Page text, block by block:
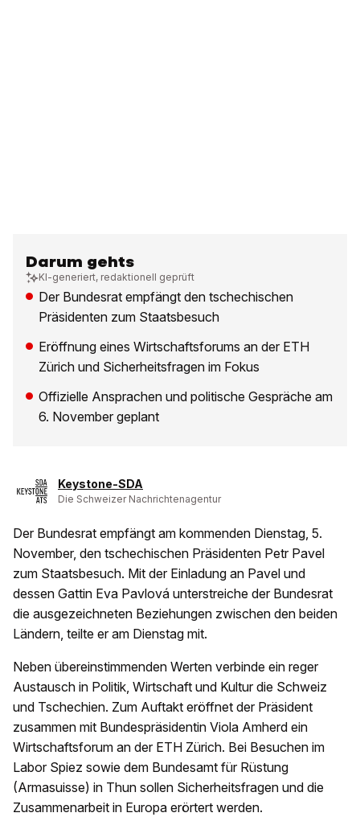
Darum gehts
KI-generiert, redaktionell geprüft
Der Bundesrat empfängt den tschechischen
Präsidenten zum Staatsbesuch
Eröffnung eines Wirtschaftsforums an der ETH
Zürich und Sicherheitsfragen im Fokus
Offizielle Ansprachen und politische Gespräche am
6. November geplant
Keystone-SDA
Die Schweizer Nachrichtenagentur
Der Bundesrat empfängt am kommenden Dienstag, 5.
November, den tschechischen Präsidenten Petr Pavel
zum Staatsbesuch. Mit der Einladung an Pavel und
dessen Gattin Eva Pavlová unterstreiche der Bundesrat
die ausgezeichneten Beziehungen zwischen den beiden
Ländern, teilte er am Dienstag mit.
Neben übereinstimmenden Werten verbinde ein reger
Austausch in Politik, Wirtschaft und Kultur die Schweiz
und Tschechien. Zum Auftakt eröffnet der Präsident
zusammen mit Bundespräsidentin Viola Amherd ein
Wirtschaftsforum an der ETH Zürich. Bei Besuchen im
Labor Spiez sowie dem Bundesamt für Rüstung
(Armasuisse) in Thun sollen Sicherheitsfragen und die
Zusammenarbeit in Europa erörtert werden.